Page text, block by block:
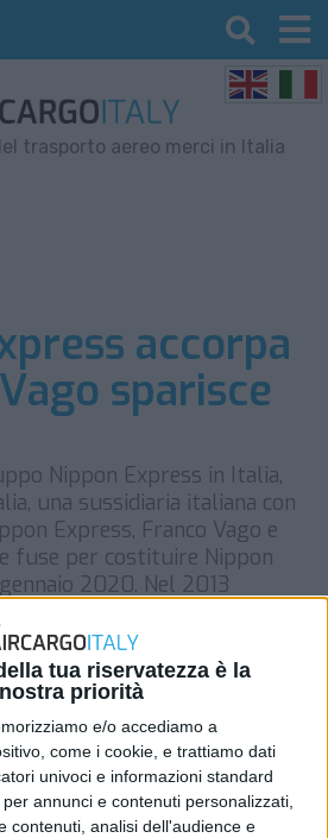
tua riservatezza è la
nostra priorità
e/o accediamo a
come i cookie, e trattiamo dati
univoci e informazioni standard
annunci e contenuti personalizzati,
contenuti, analisi dell'audience e
trasporto aereo merci in Italia
accorpa
sparisce
Nippon Express in Italia,
una sussidiaria italiana con
Express, Franco Vago e
fuse per costituire Nippon
2020. Nel 2013
attiva nelle spedizioni
d’abbigliamento […]
ITALY
STAMPA